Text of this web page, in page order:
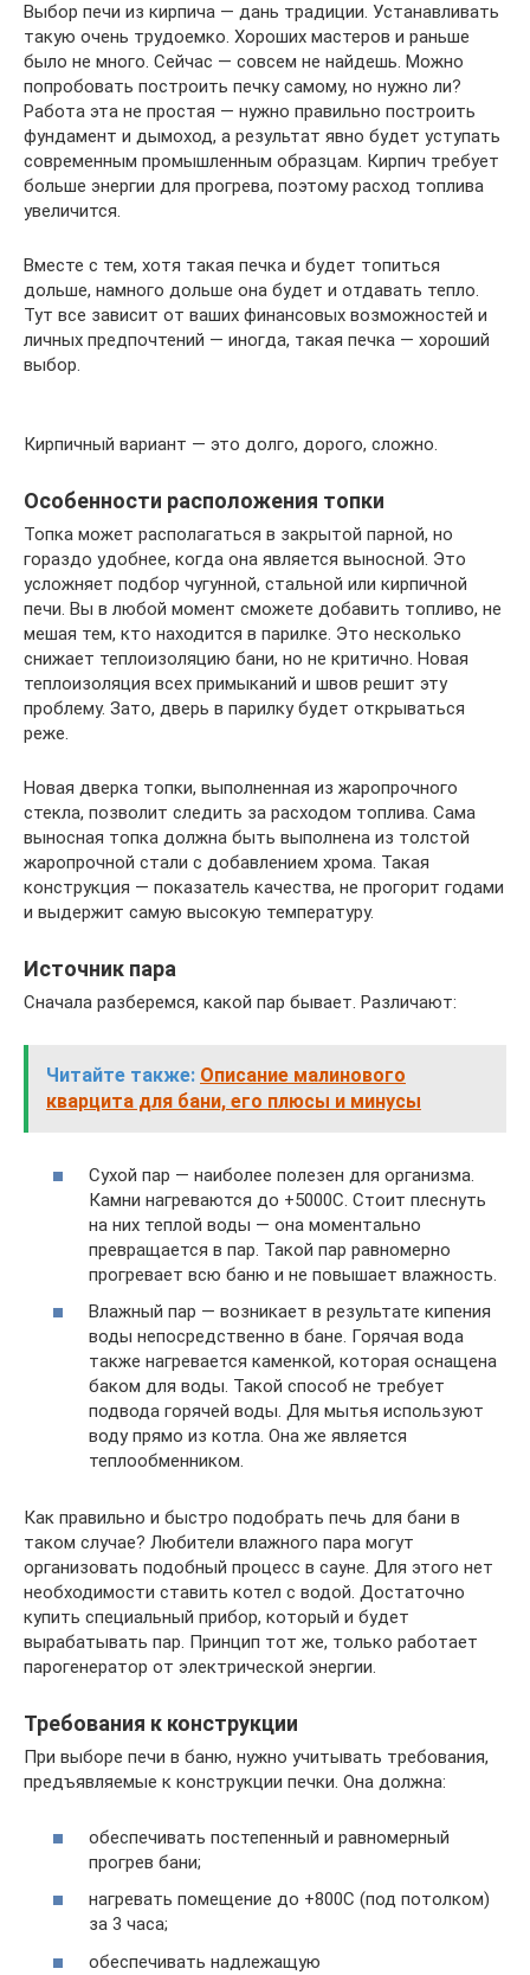
Выбор печи из кирпича — дань традиции. Устанавливать
такую очень трудоемко. Хороших мастеров и раньше
было не много. Сейчас — совсем не найдешь. Можно
попробовать построить печку самому, но нужно ли?
Работа эта не простая — нужно правильно построить
фундамент и дымоход, а результат явно будет уступать
современным промышленным образцам. Кирпич требует
больше энергии для прогрева, поэтому расход топлива
увеличится.
Вместе с тем, хотя такая печка и будет топиться
дольше, намного дольше она будет и отдавать тепло.
Тут все зависит от ваших финансовых возможностей и
личных предпочтений — иногда, такая печка — хороший
выбор.
Кирпичный вариант — это долго, дорого, сложно.
Особенности расположения топки
Топка может располагаться в закрытой парной, но
гораздо удобнее, когда она является выносной. Это
усложняет подбор чугунной, стальной или кирпичной
печи. Вы в любой момент сможете добавить топливо, не
мешая тем, кто находится в парилке. Это несколько
снижает теплоизоляцию бани, но не критично. Новая
теплоизоляция всех примыканий и швов решит эту
проблему. Зато, дверь в парилку будет открываться
реже.
Новая дверка топки, выполненная из жаропрочного
стекла, позволит следить за расходом топлива. Сама
выносная топка должна быть выполнена из толстой
жаропрочной стали с добавлением хрома. Такая
конструкция — показатель качества, не прогорит годами
и выдержит самую высокую температуру.
Источник пара
Сначала разберемся, какой пар бывает. Различают:
Читайте также: Описание малинового
кварцита для бани, его плюсы и минусы
Сухой пар — наиболее полезен для организма.
Камни нагреваются до +5000С. Стоит плеснуть
на них теплой воды — она моментально
превращается в пар. Такой пар равномерно
прогревает всю баню и не повышает влажность.
Влажный пар — возникает в результате кипения
воды непосредственно в бане. Горячая вода
также нагревается каменкой, которая оснащена
баком для воды. Такой способ не требует
подвода горячей воды. Для мытья используют
воду прямо из котла. Она же является
теплообменником.
Как правильно и быстро подобрать печь для бани в
таком случае? Любители влажного пара могут
организовать подобный процесс в сауне. Для этого нет
необходимости ставить котел с водой. Достаточно
купить специальный прибор, который и будет
вырабатывать пар. Принцип тот же, только работает
парогенератор от электрической энергии.
Требования к конструкции
При выборе печи в баню, нужно учитывать требования,
предъявляемые к конструкции печки. Она должна:
обеспечивать постепенный и равномерный
прогрев бани;
нагревать помещение до +800C (под потолком)
за 3 часа;
обеспечивать надлежащую